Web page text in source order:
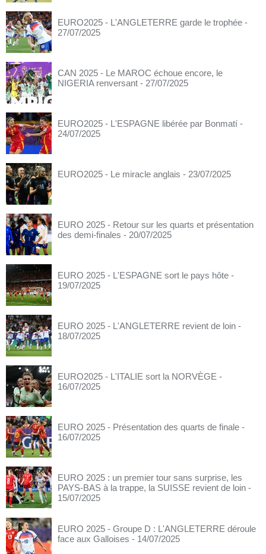
EURO2025 - L'ANGLETERRE garde le trophée -
27/07/2025
CAN 2025 - Le MAROC échoue encore, le
NIGERIA renversant - 27/07/2025
EURO2025 - L'ESPAGNE libérée par Bonmatí -
24/07/2025
EURO2025 - Le miracle anglais - 23/07/2025
EURO 2025 - Retour sur les quarts et présentation
des demi-finales - 20/07/2025
EURO 2025 - L'ESPAGNE sort le pays hôte -
19/07/2025
EURO 2025 - L'ANGLETERRE revient de loin -
18/07/2025
EURO2025 - L'ITALIE sort la NORVÈGE -
16/07/2025
EURO 2025 - Présentation des quarts de finale -
16/07/2025
EURO 2025 : un premier tour sans surprise, les
PAYS-BAS à la trappe, la SUISSE revient de loin -
15/07/2025
EURO 2025 - Groupe D : L'ANGLETERRE déroule
face aux Galloises - 14/07/2025